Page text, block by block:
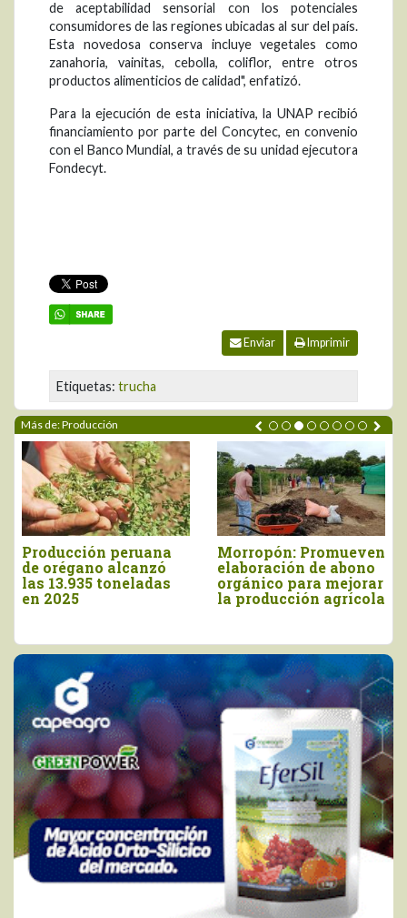
de aceptabilidad sensorial con los potenciales
consumidores de las regiones ubicadas al sur del país.
Esta novedosa conserva incluye vegetales como
zanahoria, vainitas, cebolla, coliflor, entre otros
productos alimenticios de calidad", enfatizó.
Para la ejecución de esta iniciativa, la UNAP recibió
financiamiento por parte del Concytec, en convenio
con el Banco Mundial, a través de su unidad ejecutora
Fondecyt.
Enviar Imprimir
Etiquetas: trucha
Más de: Producción
Morropón: Promueven
elaboración de abono
orgánico para mejorar
la producción agrícola
INIA cosecha más
9.160 semillas de
papa nativa de
valor en Apurímac